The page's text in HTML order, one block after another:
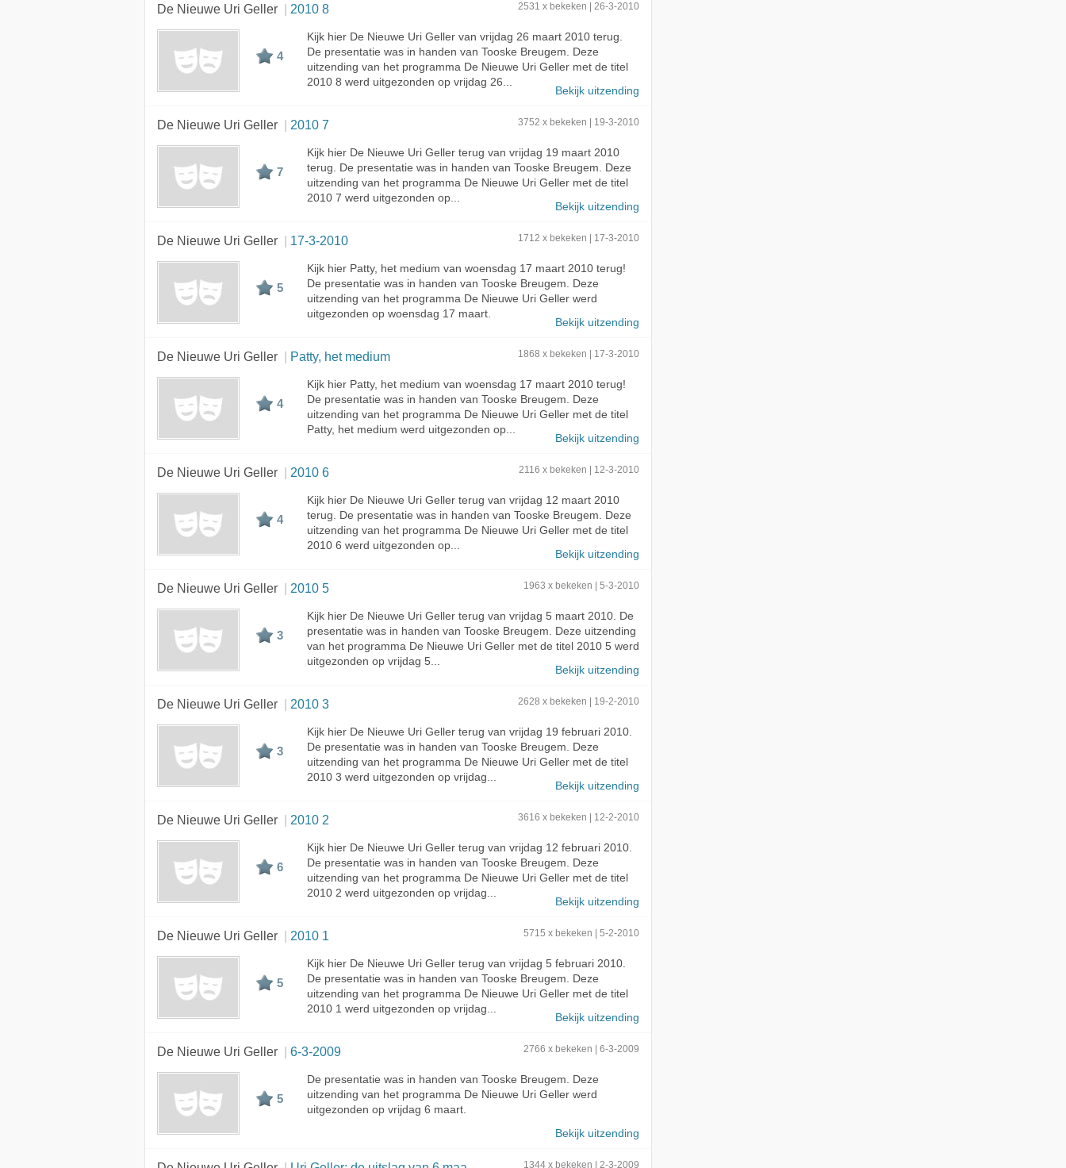
De Nieuwe Uri Geller 2010 8 2531 x bekeken | 26-3-2010
4
Kijk hier De Nieuwe Uri Geller van vrijdag 26 maart 2010 terug.
De presentatie was in handen van Tooske Breugem. Deze
uitzending van het programma De Nieuwe Uri Geller met de titel
2010 8 werd uitgezonden op vrijdag 26...
Bekijk uitzending
De Nieuwe Uri Geller 2010 7 3752 x bekeken | 19-3-2010
7
Kijk hier De Nieuwe Uri Geller terug van vrijdag 19 maart 2010
terug. De presentatie was in handen van Tooske Breugem. Deze
uitzending van het programma De Nieuwe Uri Geller met de titel
2010 7 werd uitgezonden op...
Bekijk uitzending
De Nieuwe Uri Geller 17-3-2010 1712 x bekeken | 17-3-2010
5
Kijk hier Patty, het medium van woensdag 17 maart 2010 terug!
De presentatie was in handen van Tooske Breugem. Deze
uitzending van het programma De Nieuwe Uri Geller werd
uitgezonden op woensdag 17 maart.
Bekijk uitzending
De Nieuwe Uri Geller Patty, het medium 1868 x bekeken | 17-3-2010
4
Kijk hier Patty, het medium van woensdag 17 maart 2010 terug!
De presentatie was in handen van Tooske Breugem. Deze
uitzending van het programma De Nieuwe Uri Geller met de titel
Patty, het medium werd uitgezonden op...
Bekijk uitzending
De Nieuwe Uri Geller 2010 6 2116 x bekeken | 12-3-2010
4
Kijk hier De Nieuwe Uri Geller terug van vrijdag 12 maart 2010
terug. De presentatie was in handen van Tooske Breugem. Deze
uitzending van het programma De Nieuwe Uri Geller met de titel
2010 6 werd uitgezonden op...
Bekijk uitzending
De Nieuwe Uri Geller 2010 5 1963 x bekeken | 5-3-2010
3
Kijk hier De Nieuwe Uri Geller terug van vrijdag 5 maart 2010. De
presentatie was in handen van Tooske Breugem. Deze uitzending
van het programma De Nieuwe Uri Geller met de titel 2010 5 werd
uitgezonden op vrijdag 5...
Bekijk uitzending
De Nieuwe Uri Geller 2010 3 2628 x bekeken | 19-2-2010
3
Kijk hier De Nieuwe Uri Geller terug van vrijdag 19 februari 2010.
De presentatie was in handen van Tooske Breugem. Deze
uitzending van het programma De Nieuwe Uri Geller met de titel
2010 3 werd uitgezonden op vrijdag...
Bekijk uitzending
De Nieuwe Uri Geller 2010 2 3616 x bekeken | 12-2-2010
6
Kijk hier De Nieuwe Uri Geller terug van vrijdag 12 februari 2010.
De presentatie was in handen van Tooske Breugem. Deze
uitzending van het programma De Nieuwe Uri Geller met de titel
2010 2 werd uitgezonden op vrijdag...
Bekijk uitzending
De Nieuwe Uri Geller 2010 1 5715 x bekeken | 5-2-2010
5
Kijk hier De Nieuwe Uri Geller terug van vrijdag 5 februari 2010.
De presentatie was in handen van Tooske Breugem. Deze
uitzending van het programma De Nieuwe Uri Geller met de titel
2010 1 werd uitgezonden op vrijdag...
Bekijk uitzending
De Nieuwe Uri Geller 6-3-2009 2766 x bekeken | 6-3-2009
5
De presentatie was in handen van Tooske Breugem. Deze
uitzending van het programma De Nieuwe Uri Geller werd
uitgezonden op vrijdag 6 maart.
Bekijk uitzending
1344 x bekeken | 2-3-2009